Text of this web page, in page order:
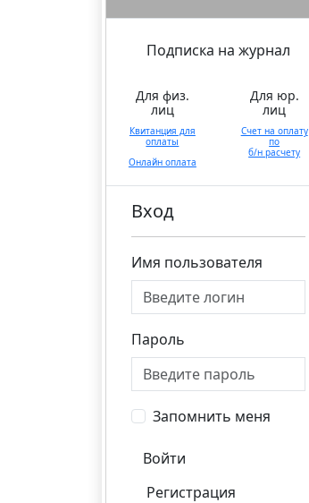
Подписка на журнал
Для физ.
лиц
Квитанция для
оплаты
Онлайн оплата
Для юр.
лиц
Счет на оплату
по
б/н расчету
Вход
Имя пользователя
Пароль
Запомнить меня
Войти
Регистрация